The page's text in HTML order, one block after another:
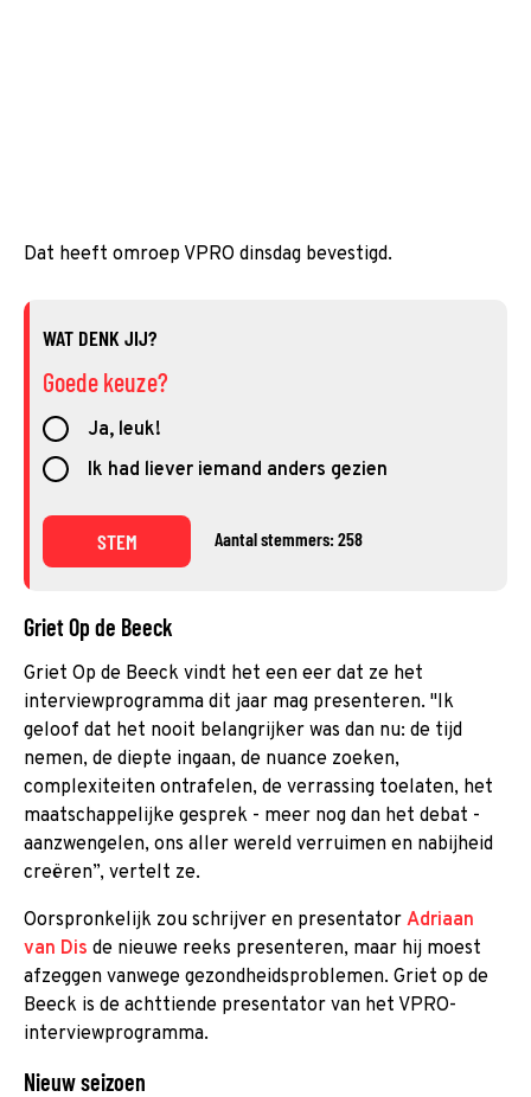
Dat heeft omroep VPRO dinsdag bevestigd.
WAT DENK JIJ?
Goede keuze?
Ja, leuk!
Ik had liever iemand anders gezien
STEM Aantal stemmers: 258
Griet Op de Beeck
Griet Op de Beeck vindt het een eer dat ze het
interviewprogramma dit jaar mag presenteren. ''Ik
geloof dat het nooit belangrijker was dan nu: de tijd
nemen, de diepte ingaan, de nuance zoeken,
complexiteiten ontrafelen, de verrassing toelaten, het
maatschappelijke gesprek - meer nog dan het debat -
aanzwengelen, ons aller wereld verruimen en nabijheid
creëren”, vertelt ze.
Oorspronkelijk zou schrijver en presentator Adriaan
van Dis de nieuwe reeks presenteren, maar hij moest
afzeggen vanwege gezondheidsproblemen. Griet op de
Beeck is de achttiende presentator van het VPRO-
interviewprogramma.
Nieuw seizoen